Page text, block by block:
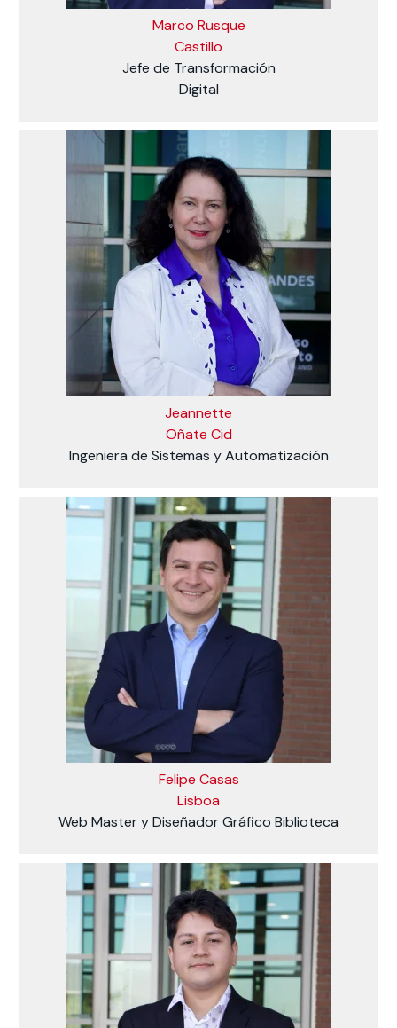
Marco Rusque
Castillo
Jefe de Transformación
Digital
Jeannette
Oñate Cid
Ingeniera de Sistemas y Automatización
Felipe Casas
Lisboa
Web Master y Diseñador Gráfico Biblioteca